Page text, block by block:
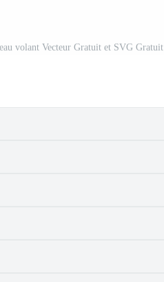
volant Vecteur Gratuit et SVG Gratuit